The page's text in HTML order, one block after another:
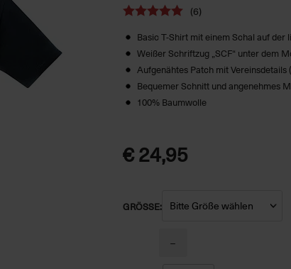
(6)
Basic T-Shirt mit einem Schal auf der
Weißer Schriftzug „SCF“ unter dem
Aufgenähtes Patch mit
Bequemer Schnitt und angenehmes
100% Baumwolle
€ 24,95
GRÖSSE:
−